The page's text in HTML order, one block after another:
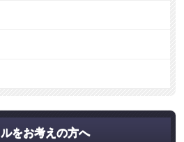
をお考えの方へ